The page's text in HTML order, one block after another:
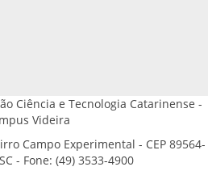
Ciência e Tecnologia Catarinense -
Videira
Campo Experimental - CEP 89564-
- Fone: (49) 3533-4900